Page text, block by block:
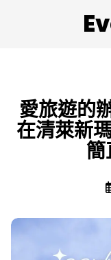
愛旅遊的
在清萊新
簡